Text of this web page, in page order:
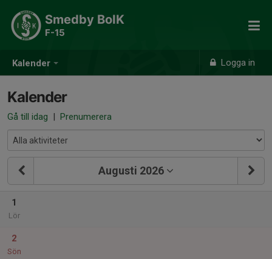
Kalender Logga in
Smedby BoIK
F-15
Kalender
Gå till idag | Prenumerera
Augusti 2026
1
Lör
2
Sön